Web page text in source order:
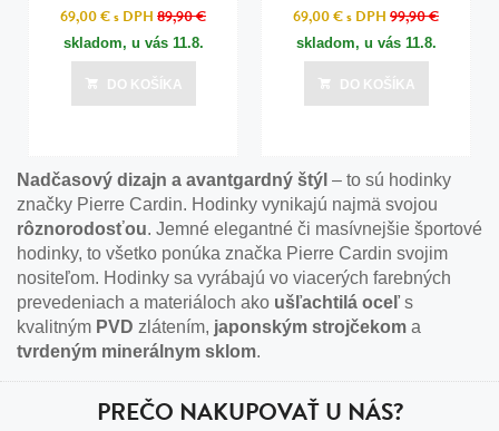
69,00 €s DPH 89,90 €
skladom, u vás 11.8.
DO KOŠÍKA
69,00 €s DPH 99,90 €
skladom, u vás 11.8.
DO KOŠÍKA
Nadčasový dizajn a avantgardný štýl – to sú hodinky
značky Pierre Cardin. Hodinky vynikajú najmä svojou
rôznorodosťou. Jemné elegantné či masívnejšie športové
hodinky, to všetko ponúka značka Pierre Cardin svojim
nositeľom. Hodinky sa vyrábajú vo viacerých farebných
prevedeniach a materiáloch ako ušľachtilá oceľs
kvalitným PVD zlátením, japonským strojčekom a
tvrdeným minerálnym sklom.
PREČO NAKUPOVAŤ U NÁS?